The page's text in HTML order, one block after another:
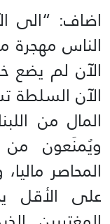
اضاف: “الى
الناس مهجرة
الآن لم يضع
الآن السلطة
المال من
ويُمنَعون من
المحاصر
على الأقل